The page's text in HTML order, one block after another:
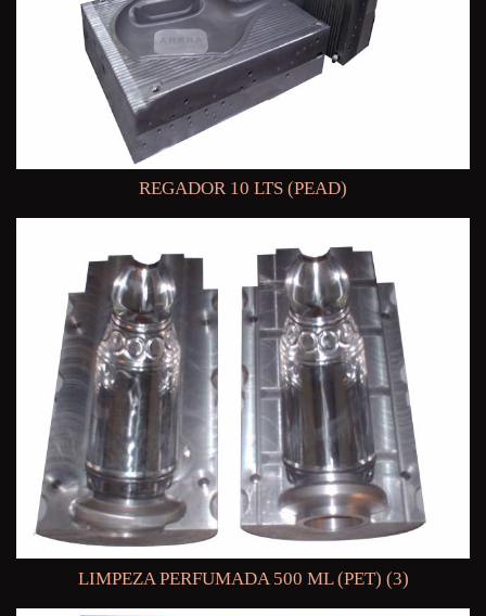
REGADOR 10 LTS (PEAD)
LIMPEZA PERFUMADA 500 ML (PET) (3)